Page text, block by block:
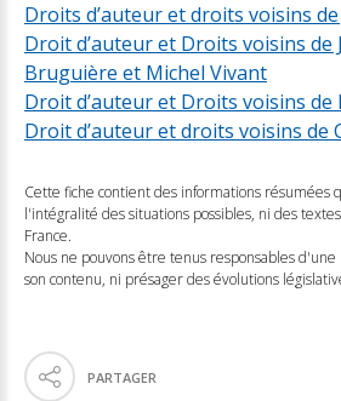
Droits d’auteur et droits voisins
Droit d’auteur et Droits voisins de
Bruguière et Michel Vivant
Droit d’auteur et Droits voisins de
Droit d’auteur et droits voisins de
Cette fiche contient des informations résumées
l'intégralité des situations possibles, ni des
France.
Nous ne pouvons être tenus responsables
son contenu, ni présager des évolutions
PARTAGER